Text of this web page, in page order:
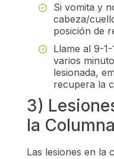
Si vomita y
cabeza/
posición de
Llame al 9-
varios
lesionada,
recupera la
3)
la
Las lesiones en la